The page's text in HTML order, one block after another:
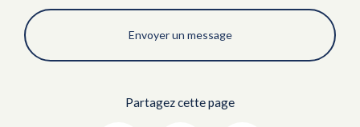
Envoyer un message
Partagez cette page